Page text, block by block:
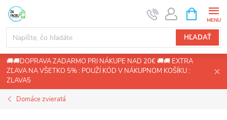
Prejsť
obsah
HĽADAŤ
KOŠÍK
🚚🚚DOPRAVA ZADARMO PRI NÁKUPE NAD 20€ 🚚🚚 EXTRA
ZĽAVA NA VŠETKO 5% : POUŽÍ KÓD V NÁKUPNOM KOŠÍKU :
ZLAVA5
Domáce zvieratá